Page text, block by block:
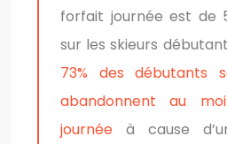
forfait journée est de
sur les skieurs
73% des débutants
abandonnent au
journée à cause